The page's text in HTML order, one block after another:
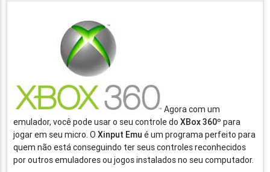
Agora com um
emulador, você pode usar o seu controle doXBox 360º para
jogar em seu micro. OXinput Emu é um programa perfeito para
quem não está conseguindo ter seus controles reconhecidos
por outros emuladores ou jogos instalados no seu computador.